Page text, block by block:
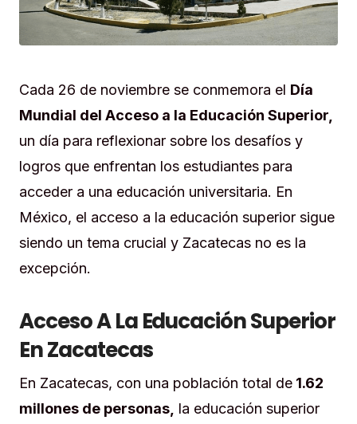
Cada 26 de noviembre se conmemora el Día
Mundial del Acceso a la Educación Superior,
un día para reflexionar sobre los desafíos y
logros que enfrentan los estudiantes para
acceder a una educación universitaria. En
México, el acceso a la educación superior sigue
siendo un tema crucial y Zacatecas no es la
excepción.
Acceso A La Educación Superior
En Zacatecas
En Zacatecas, con una población total de 1.62
millones de personas, la educación superior